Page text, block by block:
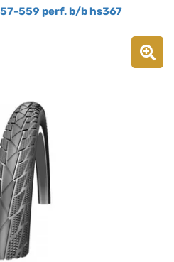
559 perf. b/b hs367